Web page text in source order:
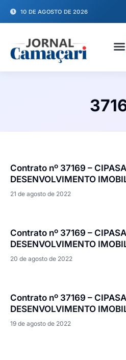
10 DE AGOSTO DE 2026
Contrato nº 37169 –
DESENVOLVIMENTO
21 de agosto de 2022
Contrato nº 37169 –
DESENVOLVIMENTO
20 de agosto de 2022
Contrato nº 37169 –
DESENVOLVIMENTO
19 de agosto de 2022